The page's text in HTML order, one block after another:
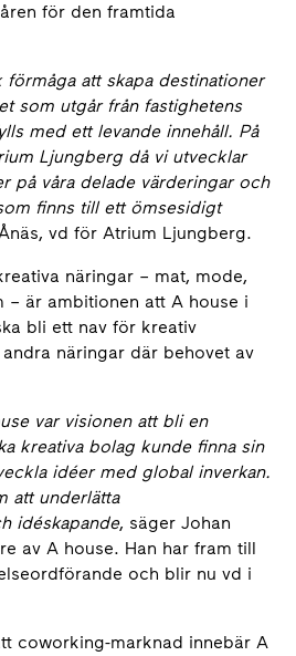
för den framtida
förmåga att skapa destinationer
som utgår från fastighetens
med ett levande innehåll. På
Ljungberg då vi utvecklar
på våra delade värderingar och
finns till ett ömsesidigt
vd för Atrium Ljungberg.
näringar – mat, mode,
– är ambitionen att A house i
bli ett nav för kreativ
näringar där behovet av
var visionen att bli en
kreativa bolag kunde finna sin
idéer med global inverkan.
att underlätta
idéskapande, säger Johan
av A house. Han har fram till
och blir nu vd i
coworking-marknad innebär A